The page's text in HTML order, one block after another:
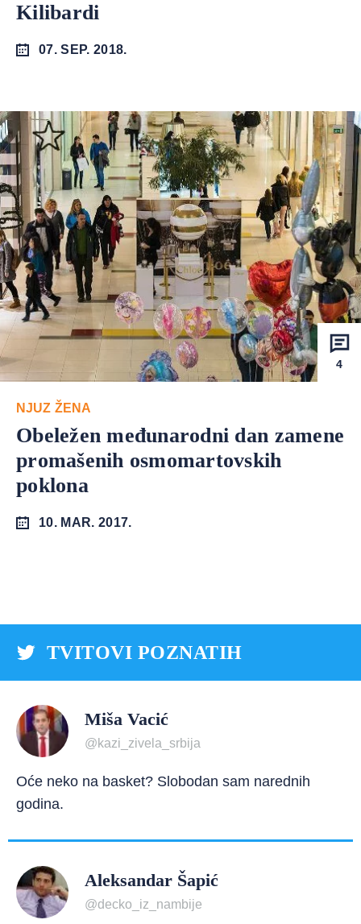
Kilibardi
07. SEP. 2018.
4
NJUZ ŽENA
Obeležen međunarodni dan zamene
promašenih osmomartovskih
poklona
10. MAR. 2017.
TVITOVI POZNATIH
Miša Vacić
@kazi_zivela_srbija
Oće neko na basket? Slobodan sam narednih
godina.
Aleksandar Šapić
@decko_iz_nambije